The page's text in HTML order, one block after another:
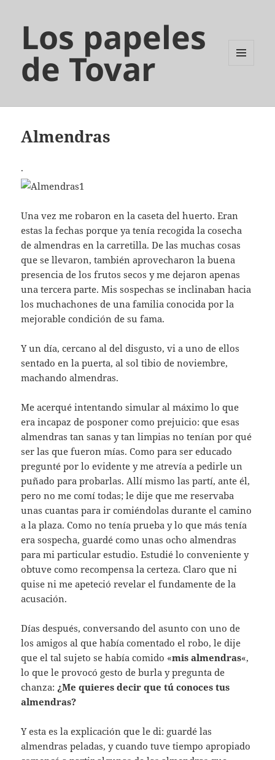
Los papeles
de Tovar
Almendras
.
Una vez me robaron en la caseta del huerto. Eran
estas la fechas porque ya tenía recogida la cosecha
de almendras en la carretilla. De las muchas cosas
que se llevaron, también aprovecharon la buena
presencia de los frutos secos y me dejaron apenas
una tercera parte. Mis sospechas se inclinaban hacia
los muchachones de una familia conocida por la
mejorable condición de su fama.
Y un día, cercano al del disgusto, vi a uno de ellos
sentado en la puerta, al sol tibio de noviembre,
machando almendras.
Me acerqué intentando simular al máximo lo que
era incapaz de posponer como prejuicio: que esas
almendras tan sanas y tan limpias no tenían por qué
ser las que fueron mías. Como para ser educado
pregunté por lo evidente y me atrevía a pedirle un
puñado para probarlas. Allí mismo las partí, ante él,
pero no me comí todas; le dije que me reservaba
unas cuantas para ir comiéndolas durante el camino
a la plaza. Como no tenía prueba y lo que más tenía
era sospecha, guardé como unas ocho almendras
para mi particular estudio. Estudié lo conveniente y
obtuve como recompensa la certeza. Claro que ni
quise ni me apeteció revelar el fundamente de la
acusación.
Días después, conversando del asunto con uno de
los amigos al que había comentado el robo, le dije
que el tal sujeto se había comido «mis almendras«,
lo que le provocó gesto de burla y pregunta de
chanza: ¿Me quieres decir que tú conoces tus
almendras?
Y esta es la explicación que le di: guardé las
almendras peladas, y cuando tuve tiempo apropiado